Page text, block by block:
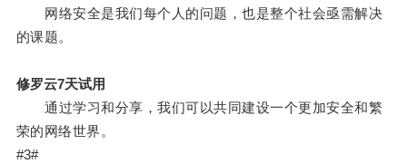
网络安全是我们每个人的问题，也是整个社会亟需解决
的课题。
修罗云7天试用
通过学习和分享，我们可以共同建设一个更加安全和繁
荣的网络世界。
#3#